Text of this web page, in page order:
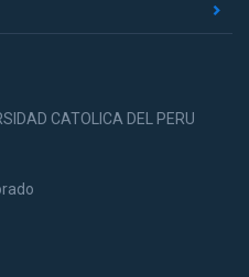
CATOLICA DEL PERU